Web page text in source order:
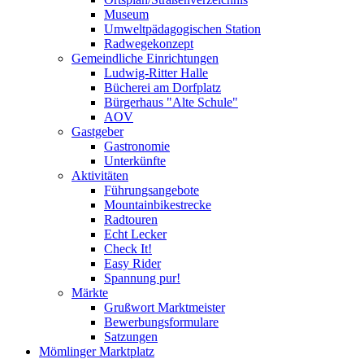
Museum
Umweltpädagogischen Station
Radwegekonzept
Gemeindliche Einrichtungen
Ludwig-Ritter Halle
Bücherei am Dorfplatz
Bürgerhaus "Alte Schule"
AOV
Gastgeber
Gastronomie
Unterkünfte
Aktivitäten
Führungsangebote
Mountainbikestrecke
Radtouren
Echt Lecker
Check It!
Easy Rider
Spannung pur!
Märkte
Grußwort Marktmeister
Bewerbungsformulare
Satzungen
Mömlinger Marktplatz